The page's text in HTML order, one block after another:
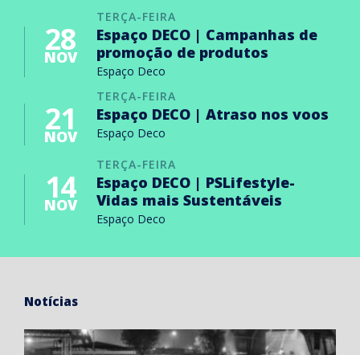
TERÇA-FEIRA
28
NOV
Espaço DECO | Campanhas de
promoção de produtos
Espaço Deco
TERÇA-FEIRA
21
NOV
Espaço DECO | Atraso nos voos
Espaço Deco
TERÇA-FEIRA
14
NOV
Espaço DECO | PSLifestyle-
Vidas mais Sustentáveis
Espaço Deco
Notícias